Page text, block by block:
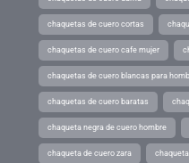
chaquetas de cuero cortas
chaquetas de cuero cafe mujer
chaquetas de cuero blancas para
chaquetas de cuero baratas
chaqueta negra de cuero hombre
chaqueta de cuero zara